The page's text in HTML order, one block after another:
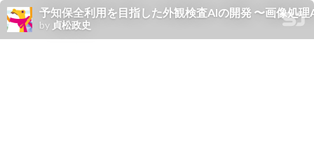
予知保全利用を目指した外観検査AIの開発 〜画像処
by 貞松政史